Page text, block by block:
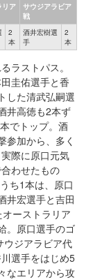
リア
サウジアラビア
戦
2
本
酒井宏樹選
手
2
本
ラストパス。
圭佑選手と香
した清武弘嗣選
井高徳も2本ず
でトップ。酒
参加から、多く
際に原口元気
わせたもの
ち1本は、原口
井宏選手と吉田
ーストラリア
。原口選手のゴ
ウジアラビア代
選手をはじめ5
なエリアから攻